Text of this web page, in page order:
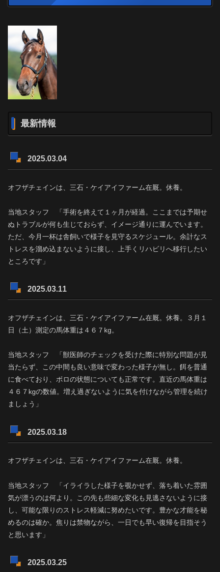
最新情報
2025.03.04
オフザチェインは、三石・ケイアイファーム在厩。休養。
当地スタッフ 「手術を終えて１ヶ月が経過。ここまでは予期せ
ぬトラブルが何も生じておらず、イメージ通りに運んでいます。
ただ、今月一杯は舎飼いで様子を見守るスケジュール。余計なス
トレスを溜め込まないように接し、上手くリハビリへ移行したい
ところです」
2025.03.11
オフザチェインは、三石・ケイアイファーム在厩。休養。３月１
日（土）測定の馬体重は４６７kg。
当地スタッフ 「獣医師のチェックを受けた際に特別な問題が見
当たらず、この中間も良い意味で変わった様子が無し。餌を普通
に食べており、ボロの状態についても正常です。直近の馬体重は
４６７kgの数値。増え過ぎないように気を付けながら管理を続け
ましょう」
2025.03.18
オフザチェインは、三石・ケイアイファーム在厩。休養。
当地スタッフ 「イライラした様子を覗かせず、落ち着いた雰囲
気が漂うのは何より。この先も些細な変化も見逃さないように接
し、可能な限りのストレス軽減に努めたいです。豊かな才能を秘
めるのは確か。焦りは禁物ながら、一日でも早い復帰を目指そう
と思います」
2025.03.25